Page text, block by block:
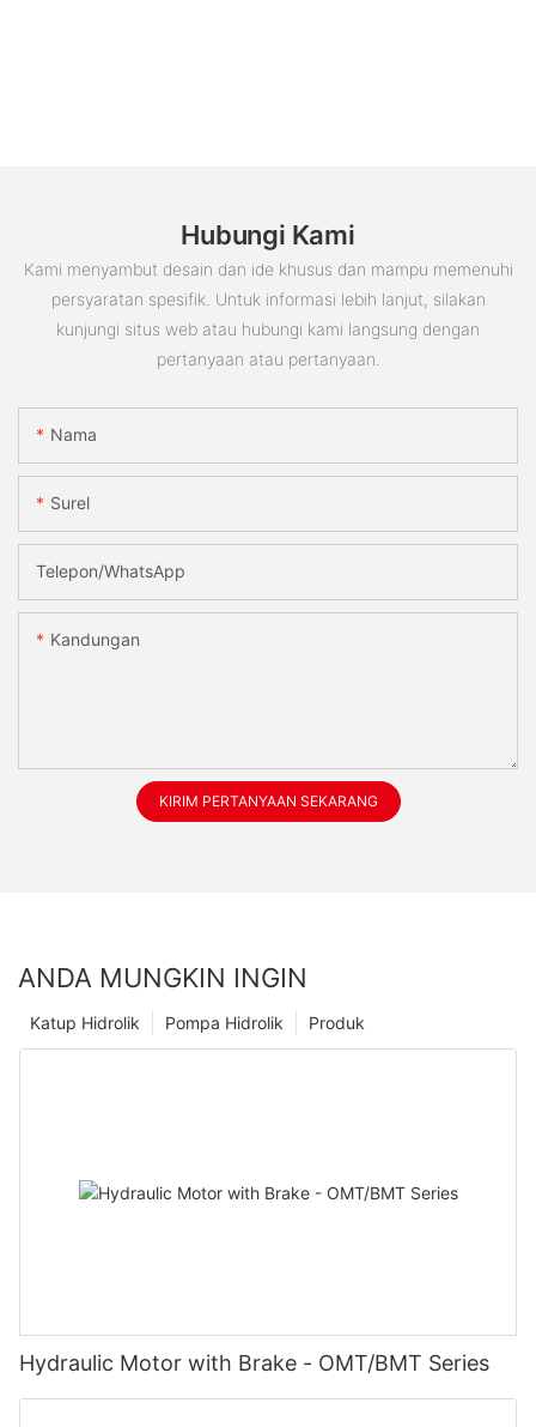
Hubungi Kami
Kami menyambut desain dan ide khusus dan mampu memenuhi
persyaratan spesifik. Untuk informasi lebih lanjut, silakan
kunjungi situs web atau hubungi kami langsung dengan
pertanyaan atau pertanyaan.
Nama
Surel
Telepon/WhatsApp
Kandungan
KIRIM PERTANYAAN SEKARANG
ANDA MUNGKIN INGIN
Produk
Pompa Hidrolik
Katup Hidrolik
Hydraulic Motor with Brake - OMT/BMT Series